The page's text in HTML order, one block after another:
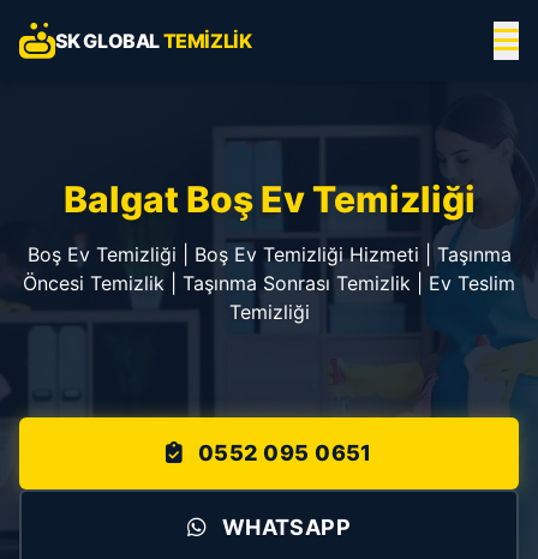
SK GLOBALTEMIZLIK
Balgat Boş Ev Temizliği
Boş Ev Temizliği | Boş Ev Temizliği Hizmeti | Taşınma
Öncesi Temizlik | Taşınma Sonrası Temizlik | Ev Teslim
Temizliği
0552 095 0651
WHATSAPP